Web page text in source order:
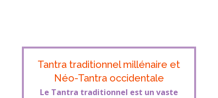
Tantra traditionnel millénaire et
Néo-Tantra occidentale
Le Tantra traditionnel est un vaste